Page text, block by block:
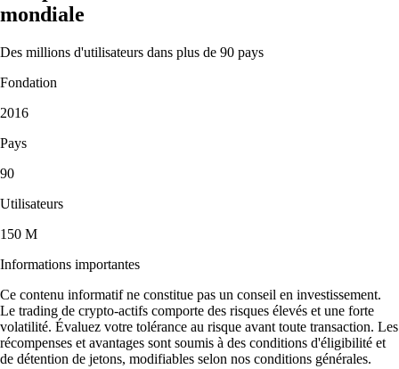
mondiale
Des millions d'utilisateurs dans plus de 90 pays
Fondation
2016
Pays
90
Utilisateurs
150 M
Informations importantes
Ce contenu informatif ne constitue pas un conseil en investissement.
Le trading de crypto-actifs comporte des risques élevés et une forte
volatilité. Évaluez votre tolérance au risque avant toute transaction. Les
récompenses et avantages sont soumis à des conditions d'éligibilité et
de détention de jetons, modifiables selon nos conditions générales.